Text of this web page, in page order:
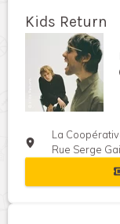
Kids Return
La
Rue Serge